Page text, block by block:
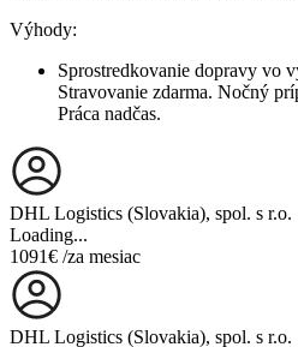
Výhody:
Sprostredkovanie dopravy vo
Stravovanie zdarma. Nočný
Práca nadčas.
DHL Logistics (Slovakia), spol. s r.o.
Loading...
1091€ /za mesiac
DHL Logistics (Slovakia), spol. s r.o.